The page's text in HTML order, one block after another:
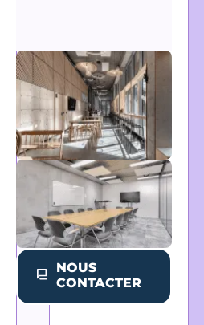
Journée
d'étude
Salle de
réunion
avec
restauration
Séminaire
clé en main
Jusqu'à 20
personnes
2ème
et
3ème
NOUS
CONTACTER